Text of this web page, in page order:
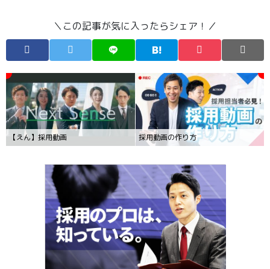
＼この記事が気に入ったらシェア！／
採用動画の作り方
【えん】採用動画